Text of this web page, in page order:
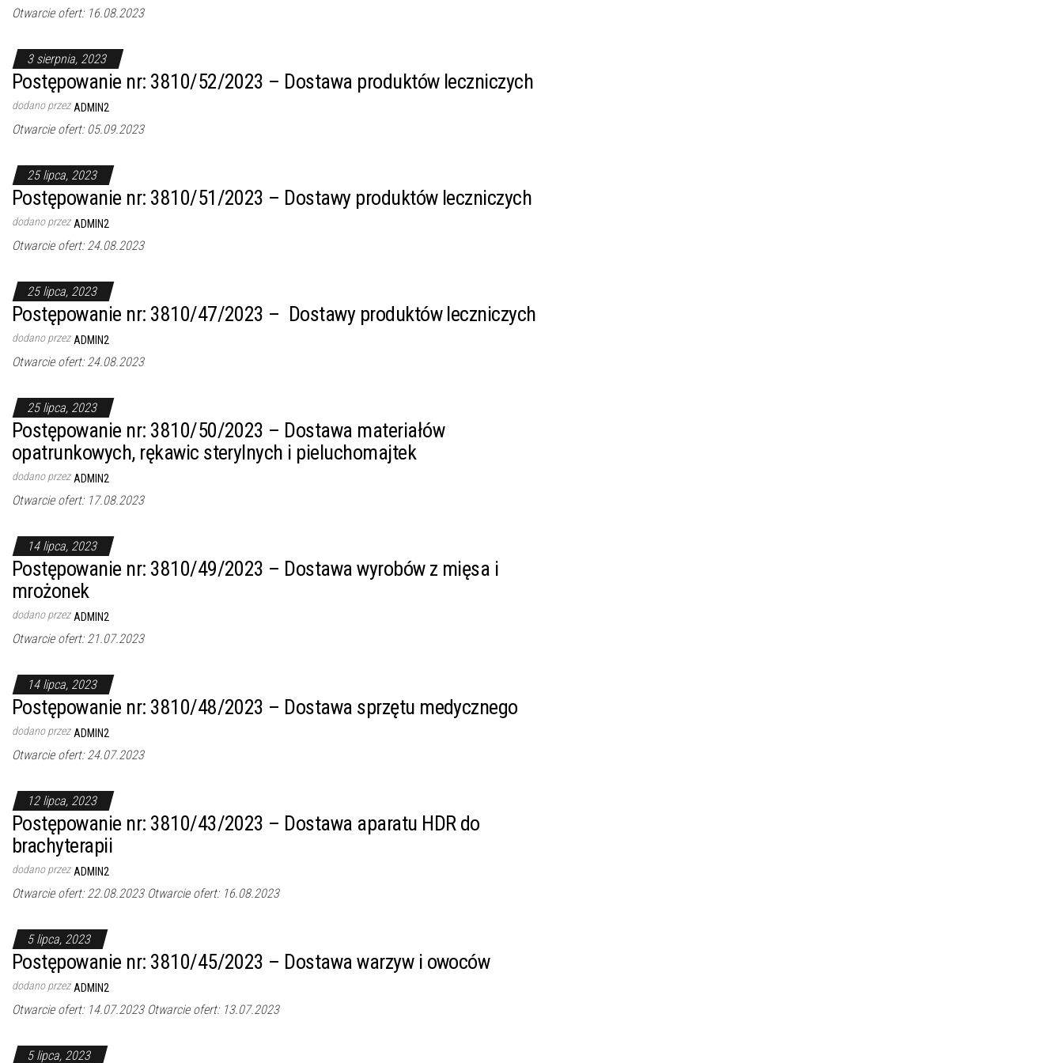
Otwarcie ofert: 16.08.2023
3 sierpnia, 2023
Postępowanie nr: 3810/52/2023 – Dostawa produktów leczniczych
dodano przez ADMIN2
Otwarcie ofert: 05.09.2023
25 lipca, 2023
Postępowanie nr: 3810/51/2023 – Dostawy produktów leczniczych
dodano przez ADMIN2
Otwarcie ofert: 24.08.2023
25 lipca, 2023
Postępowanie nr: 3810/47/2023 – Dostawy produktów leczniczych
dodano przez ADMIN2
Otwarcie ofert: 24.08.2023
25 lipca, 2023
Postępowanie nr: 3810/50/2023 – Dostawa materiałów
opatrunkowych, rękawic sterylnych i pieluchomajtek
dodano przez ADMIN2
Otwarcie ofert: 17.08.2023
14 lipca, 2023
Postępowanie nr: 3810/49/2023 – Dostawa wyrobów z mięsa i
mrożonek
dodano przez ADMIN2
Otwarcie ofert: 21.07.2023
14 lipca, 2023
Postępowanie nr: 3810/48/2023 – Dostawa sprzętu medycznego
dodano przez ADMIN2
Otwarcie ofert: 24.07.2023
12 lipca, 2023
Postępowanie nr: 3810/43/2023 – Dostawa aparatu HDR do
brachyterapii
dodano przez ADMIN2
Otwarcie ofert: 22.08.2023 Otwarcie ofert: 16.08.2023
5 lipca, 2023
Postępowanie nr: 3810/45/2023 – Dostawa warzyw i owoców
dodano przez ADMIN2
Otwarcie ofert: 14.07.2023 Otwarcie ofert: 13.07.2023
5 lipca, 2023